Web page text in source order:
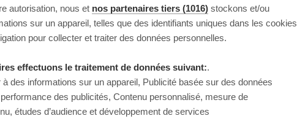
autorisation, nous et nos partenaires tiers (1016) stockons et/ou
sur un appareil, telles que des identifiants uniques dans les cookies
pour collecter et traiter des données personnelles.
effectuons le traitement de données suivant:.
des informations sur un appareil, Publicité basée sur des données
des publicités, Contenu personnalisé, mesure de
études d’audience et développement de services
This page couldn’t load
Reload to try again, or go back.